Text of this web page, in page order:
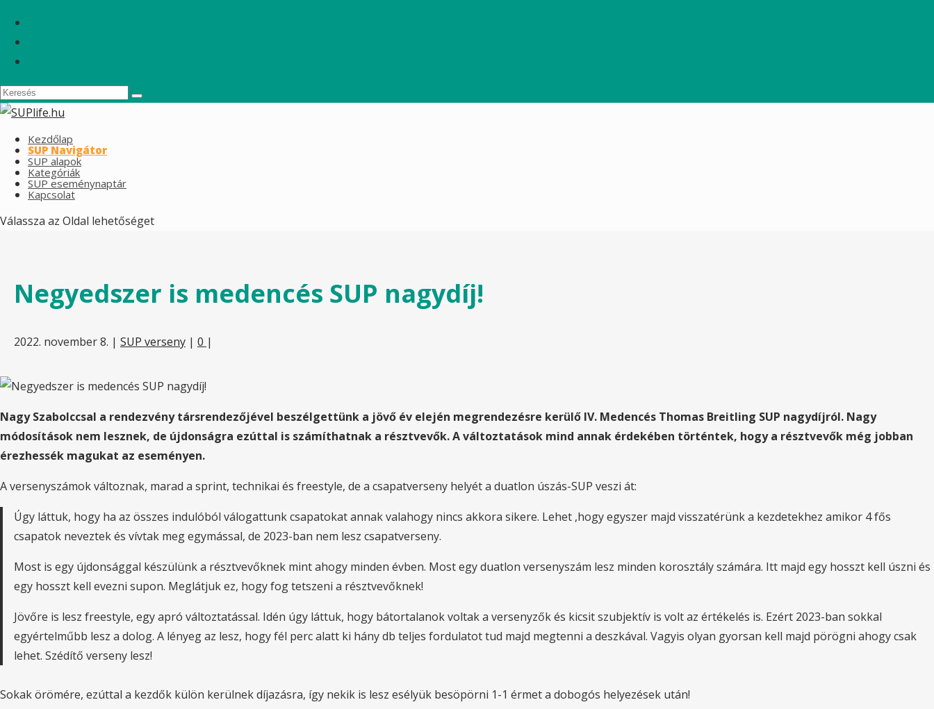
Kezdőlap
SUP Navigátor
SUP alapok
Kategóriák
SUP eseménynaptár
Kapcsolat
Válassza az Oldal lehetőséget
Negyedszer is medencés SUP nagydíj!
2022. november 8. | SUP verseny | 0 |
Nagy Szabolccsal a rendezvény társrendezőjével beszélgettünk a jövő év elején megrendezésre kerülő IV. Medencés Thomas Breitling SUP nagydíjról. Nagy
módosítások nem lesznek, de újdonságra ezúttal is számíthatnak a résztvevők. A változtatások mind annak érdekében történtek, hogy a résztvevők még jobban
érezhessék magukat az eseményen.
A versenyszámok változnak, marad a sprint, technikai és freestyle, de a csapatverseny helyét a duatlon úszás-SUP veszi át:
Úgy láttuk, hogy ha az összes indulóból válogattunk csapatokat annak valahogy nincs akkora sikere. Lehet ,hogy egyszer majd visszatérünk a kezdetekhez amikor 4 fős
csapatok neveztek és vívtak meg egymással, de 2023-ban nem lesz csapatverseny.
Most is egy újdonsággal készülünk a résztvevőknek mint ahogy minden évben. Most egy duatlon versenyszám lesz minden korosztály számára. Itt majd egy hosszt kell úszni és
egy hosszt kell evezni supon. Meglátjuk ez, hogy fog tetszeni a résztvevőknek!
Jövőre is lesz freestyle, egy apró változtatással. Idén úgy láttuk, hogy bátortalanok voltak a versenyzők és kicsit szubjektív is volt az értékelés is. Ezért 2023-ban sokkal
egyértelműbb lesz a dolog. A lényeg az lesz, hogy fél perc alatt ki hány db teljes fordulatot tud majd megtenni a deszkával. Vagyis olyan gyorsan kell majd pörögni ahogy csak
lehet. Szédítő verseny lesz!
Sokak örömére, ezúttal a kezdők külön kerülnek díjazásra, így nekik is lesz esélyük besöpörni 1-1 érmet a dobogós helyezések után!